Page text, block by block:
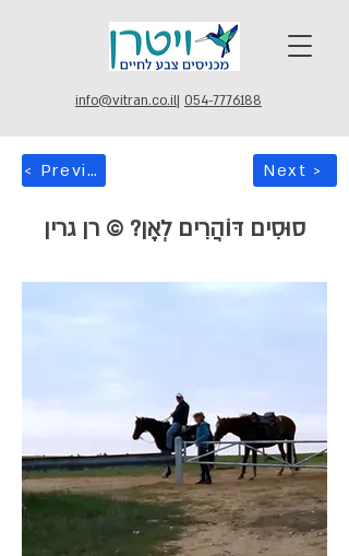
info@vitran.co.il| 054-7776188
< Previous Next >
סוּסִים דּוֹהֲרִים לְאָן? © רן גרין